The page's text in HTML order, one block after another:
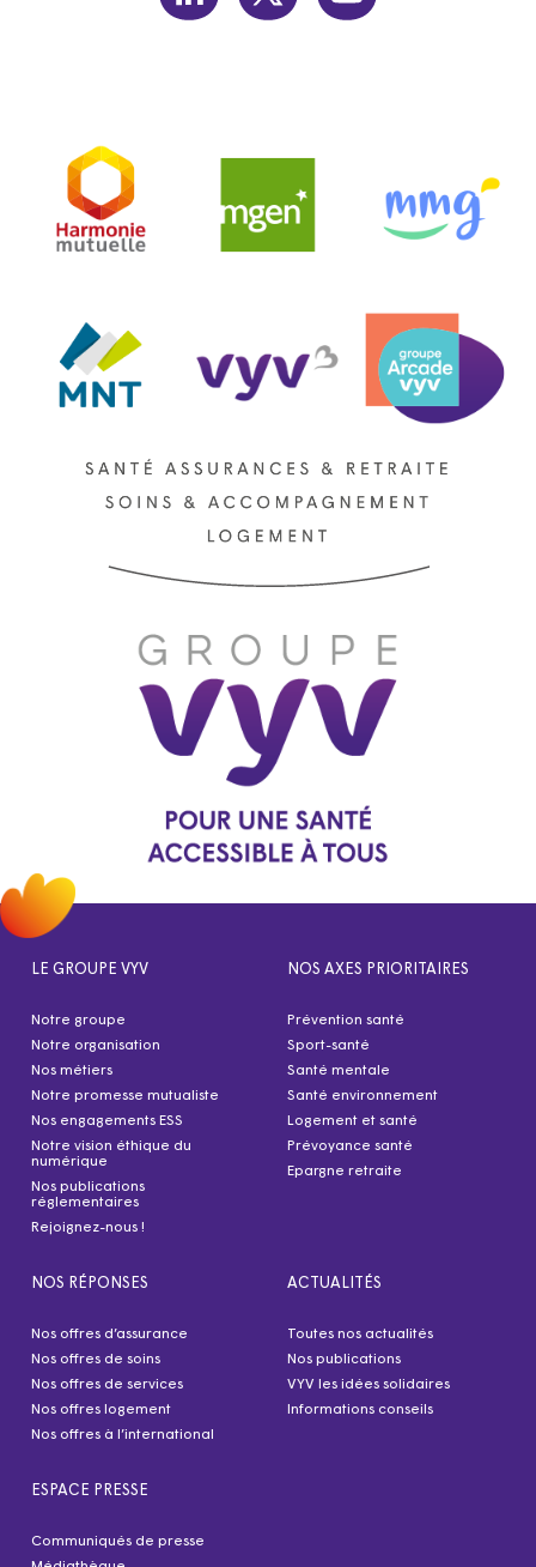
LE GROUPE VYV
Notre groupe
Notre organisation
Nos métiers
Notre promesse mutualiste
Nos engagements ESS
Notre vision éthique du
numérique
Nos publications
réglementaires
Rejoignez-nous !
NOS AXES PRIORITAIRES
Prévention santé
Sport-santé
Santé mentale
Santé environnement
Logement et santé
Prévoyance santé
Epargne retraite
NOS RÉPONSES
Nos offres d’assurance
Nos offres de soins
Nos offres de services
Nos offres logement
Nos offres à l’international
ACTUALITÉS
Toutes nos actualités
Nos publications
VYV les idées solidaires
Informations conseils
ESPACE PRESSE
Communiqués de presse